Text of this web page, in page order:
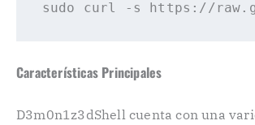
Características Principales
D3m0n1z3dShell cuenta con una